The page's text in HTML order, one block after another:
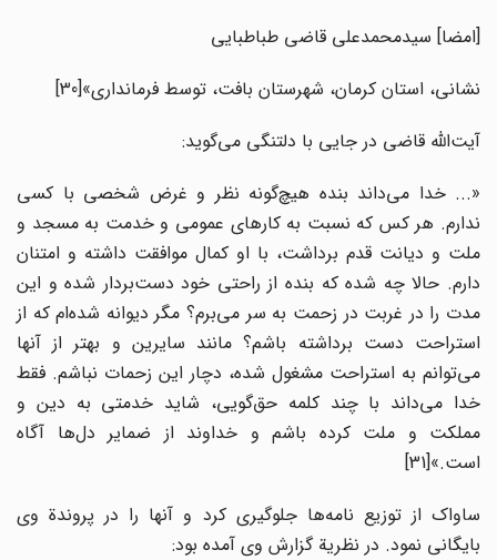
[امضا] سیدمحمدعلی قاضی طباطبایی
نشانی، استان کرمان، شهرستان بافت، توسط فرمانداری»[30]
آیت‌الله قاضی در جایی با دلتنگی می‌گوید:
«... خدا می‌داند بنده هیچ‌گونه نظر و غرض شخصی با کسی
ندارم. هر کس که نسبت به کارهای عمومی و خدمت به مسجد و
ملت و دیانت قدم برداشت، با او کمال موافقت داشته و امتنان
دارم. حالا چه شده که بنده از راحتی خود دست‌بردار شده و این
مدت را در غربت در زحمت به سر می‌برم؟ مگر دیوانه شده‌ام که از
استراحت دست برداشته باشم؟ مانند سایرین و بهتر از آنها
می‌توانم به استراحت مشغول شده، دچار این زحمات نباشم. فقط
خدا می‌داند با چند کلمه حق‌گویی، شاید خدمتی به دین و
مملکت و ملت کرده باشم و خداوند از ضمایر دل‌ها آگاه
است.»[31]
ساواک از توزیع نامه‌ها جلوگیری کرد و آنها را در پروندة وی
بایگانی نمود. در نظریة گزارش وی آمده بود: